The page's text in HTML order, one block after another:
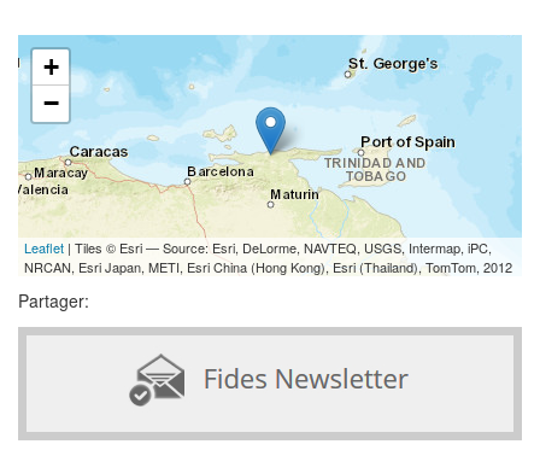
+
−
Leaflet | Tiles © Esri — Source: Esri, DeLorme, NAVTEQ, USGS, Intermap, iPC,
NRCAN, Esri Japan, METI, Esri China (Hong Kong), Esri (Thailand), TomTom, 2012
Partager: